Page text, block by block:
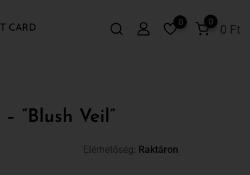
CARD 0 Ft
0
0
“Blush Veil”
Elérhetőség: Raktáron